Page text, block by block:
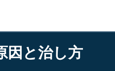
因と治し方